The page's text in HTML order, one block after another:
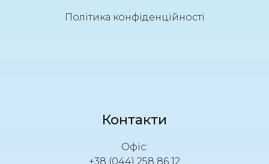
Політика конфіденційності
Контакти
Офіс:
+38 (044) 258 86 12